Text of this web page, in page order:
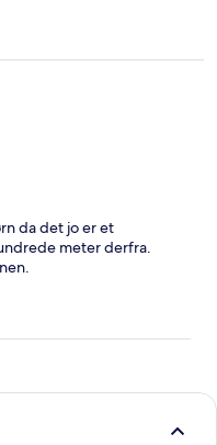
da det jo er et
meter derfra.